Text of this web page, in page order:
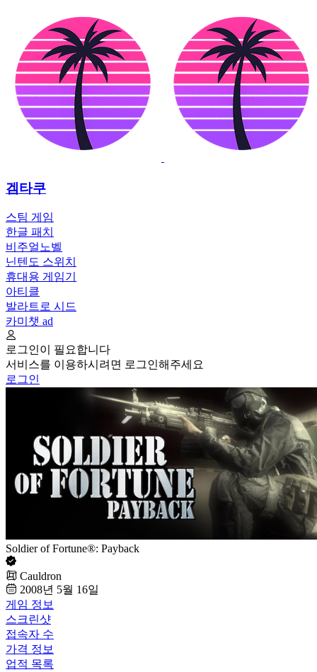
겜타쿠
스팀 게임
한글 패치
비주얼노벨
닌텐도 스위치
휴대용 게임기
아티클
발라트로 시드
카미챗 ad
로그인이 필요합니다
서비스를 이용하시려면 로그인해주세요
로그인
Soldier of Fortune®: Payback
Cauldron
2008년 5월 16일
게임 정보
스크린샷
접속자 수
가격 정보
업적 목록